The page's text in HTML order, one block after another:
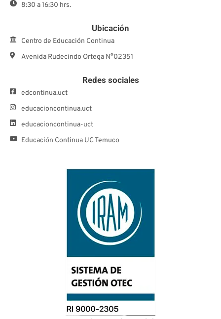
8:30 a 16:30 hrs.
Ubicación
Centro de Educación Continua
Avenida Rudecindo Ortega N°02351
Redes sociales
edcontinua.uct
educacioncontinua.uct
educacioncontinua-uct
Educación Continua UC Temuco